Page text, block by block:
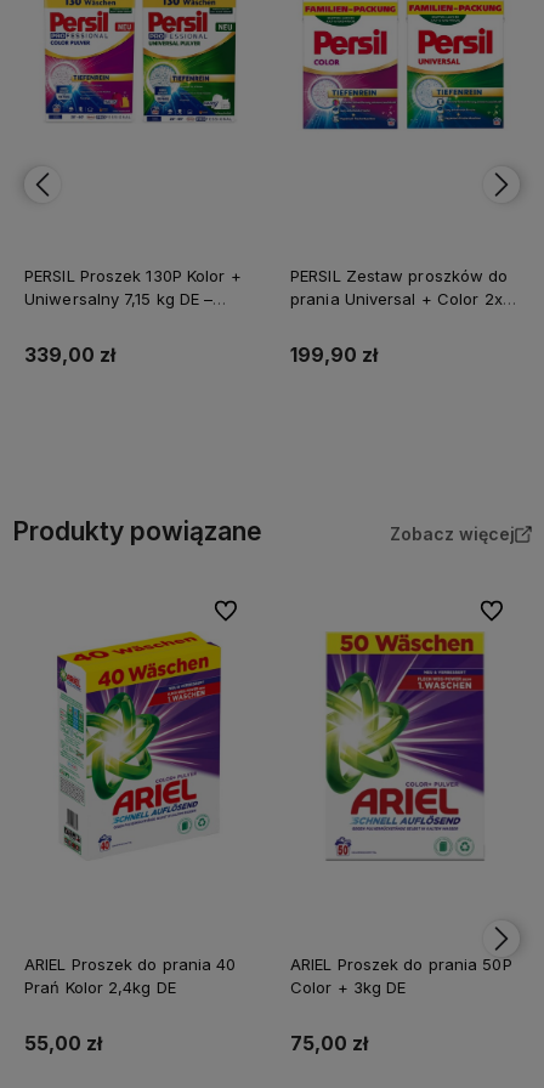
PERSIL Proszek 130P Kolor +
Uniwersalny 7,15 kg DE –
prania kolorowego i białego
339,00 zł
PERSIL Zestaw proszków do
prania Universal + Color 2x
199,90 zł
Produkty powiązane Zobacz więcej
ARIEL Proszek do prania 40
Prań Kolor 2,4kg DE
55,00 zł
Do ulubionych
ARIEL Proszek do prania 50P
Color + 3kg DE
75,00 zł
Do